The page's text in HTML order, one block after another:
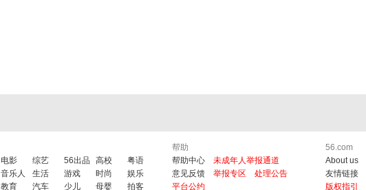
电影 综艺 56出品 高校
粤语
音乐人 生活 游戏 时尚
娱乐
教育 汽车 少儿 母婴 拍客
帮助
帮助中心
未成年人举报通道
意见反馈
举报专区
处理公告
平台公约
56.com
About us
友情链接
版权指引